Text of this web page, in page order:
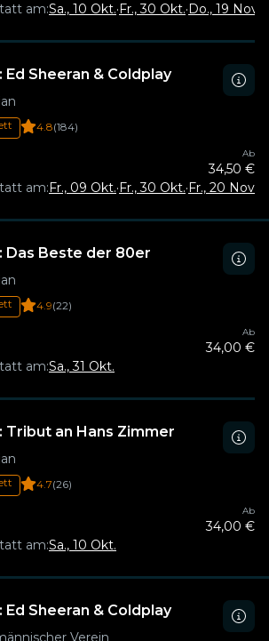
am:Sa., 10 Okt.·Fr., 30 Okt.·Do., 19 Nov.
Ed Sheeran & Coldplay
4.8(184)
Ab
34,50 €
am:Fr., 09 Okt.·Fr., 30 Okt.·Fr., 20 Nov.
Das Beste der 80er
4.9(22)
Ab
34,00 €
am:Sa., 31 Okt.
Tribut an Hans Zimmer
4.7(26)
Ab
34,00 €
am:Sa., 10 Okt.
Ed Sheeran & Coldplay
Verein